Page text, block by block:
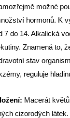
možné
hormonů. K
7 do 14. Alkalická
Znamená to,
stav
reguluje
Macerát
cizorodých látek.